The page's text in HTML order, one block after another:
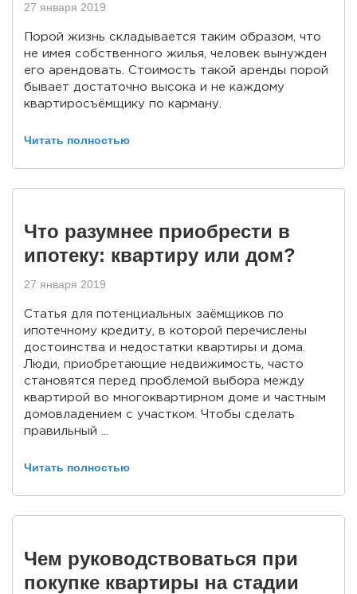
27 января 2019
Порой жизнь складывается таким образом, что
не имея собственного жилья, человек вынужден
его арендовать. Стоимость такой аренды порой
бывает достаточно высока и не каждому
квартиросъёмщику по карману.
Читать полностью
Что разумнее приобрести в
ипотеку: квартиру или дом?
27 января 2019
Статья для потенциальных заёмщиков по
ипотечному кредиту, в которой перечислены
достоинства и недостатки квартиры и дома.
Люди, приобретающие недвижимость, часто
становятся перед проблемой выбора между
квартирой во многоквартирном доме и частным
домовладением с участком. Чтобы сделать
правильный ...
Читать полностью
Чем руководствоваться при
покупке квартиры на стадии